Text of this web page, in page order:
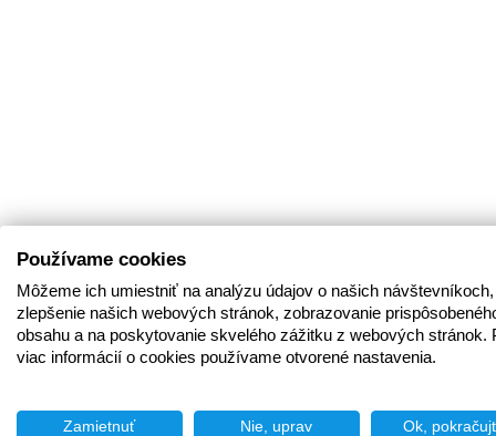
Používame cookies
Môžeme ich umiestniť na analýzu údajov o našich
zlepšenie našich webových stránok, zobrazovanie
obsahu a na poskytovanie skvelého zážitku z webových stránok.
viac informácií o cookies používame otvorené nastavenia.
Zamietnuť Nie, uprav Ok,